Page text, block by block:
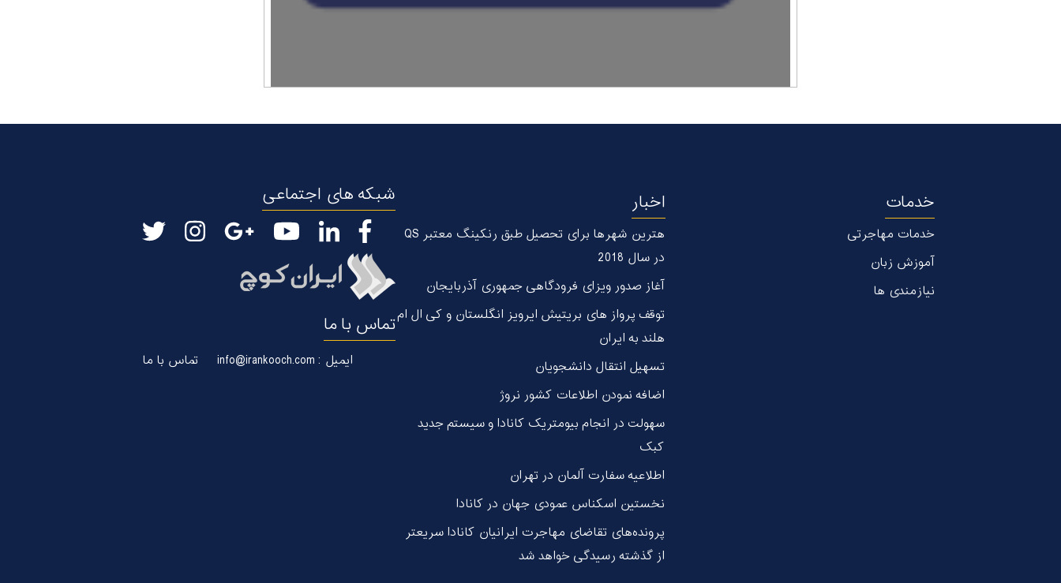
خدمات
خدمات مهاجرتی
آموزش زبان
نیازمندی ها
اخبار
هترین شهر‌ها برای تحصیل طبق رنکینگ معتبر QS
در سال 2018
آغاز صدور ویزای فرودگاهی جمهوری آذربایجان
توقف پرواز های بریتیش ایرویز انگلستان و کی ال ام
هلند به ایران
تسهیل انتقال دانشجویان
اضافه نمودن اطلاعات کشور نروژ
سهولت در انجام بیومتریک کانادا و سیستم جدید
کبک
اطلاعیه سفارت آلمان در تهران
نخستین اسکناس عمودی جهان در كانادا
پرونده‌های تقاضای مهاجرت ایرانیان کانادا سریعتر
از گذشته رسیدگی خواهد شد
شبکه های اجتماعی
تماس با ما
ایمیل : info@irankooch.com تماس با ما